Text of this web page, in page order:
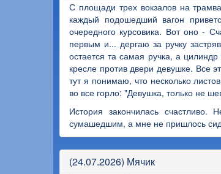
С площади трех вокзалов на
каждый подошедший вагон
очередного курсовика. Вот оно -
первым и... дергаю за ручку
остается та самая ручка, а
кресле против двери девушке. Все
тут я понимаю, что несколько
во все горло: "Девушка, только не
История закончилась
сумашедшим, а мне не пришлось
(24.07.2026) Мячик